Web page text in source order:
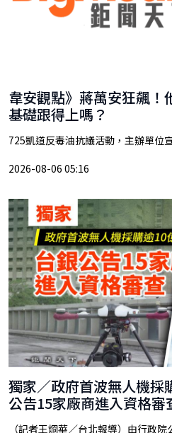
韋安觀點》蔣萬安狂飆！
基礎跟得上嗎？
725凱道反毒油抗議活動，主辦單位
2026-08-06 05:16
獨家／政府首波無人機
公告15家廠商進入資格審
（記者王烱華／台北報導）由行政